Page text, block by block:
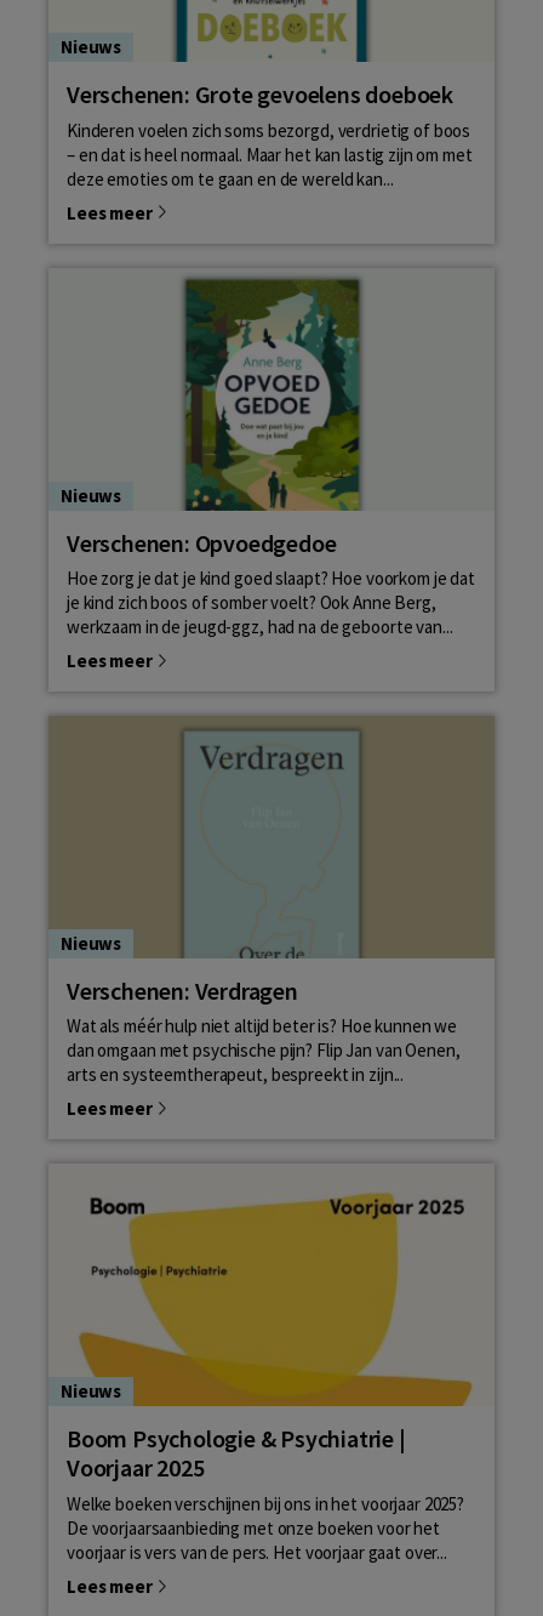
Nieuws
Verschenen: Grote gevoelens doeboek
Kinderen voelen zich soms bezorgd, verdrietig of boos
– en dat is heel normaal. Maar het kan lastig zijn om met
deze emoties om te gaan en de wereld kan...
Lees meer
Nieuws
Verschenen: Opvoedgedoe
Hoe zorg je dat je kind goed slaapt? Hoe voorkom je dat
je kind zich boos of somber voelt? Ook Anne Berg,
werkzaam in de jeugd-ggz, had na de geboorte van...
Lees meer
Nieuws
Verschenen: Verdragen
Wat als méér hulp niet altijd beter is? Hoe kunnen we
dan omgaan met psychische pijn? Flip Jan van Oenen,
arts en systeemtherapeut, bespreekt in zijn...
Lees meer
Nieuws
Boom Psychologie & Psychiatrie |
Voorjaar 2025
Welke boeken verschijnen bij ons in het voorjaar 2025?
De voorjaarsaanbieding met onze boeken voor het
voorjaar is vers van de pers. Het voorjaar gaat over...
Lees meer